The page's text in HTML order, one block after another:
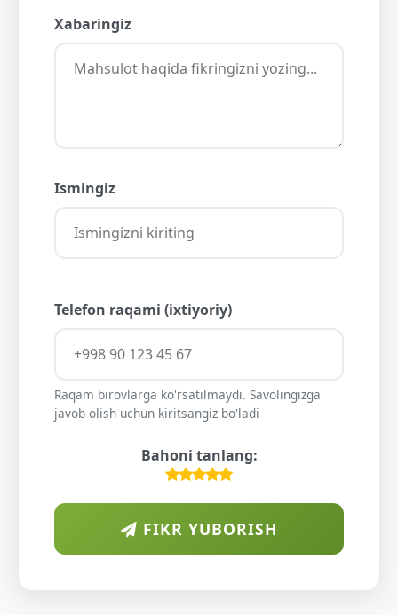
Xabaringiz
Ismingiz
Telefon raqami (ixtiyoriy)
Raqam birovlarga ko'rsatilmaydi. Savolingizga
javob olish uchun kiritsangiz bo'ladi
Bahoni tanlang:
FIKR YUBORISH